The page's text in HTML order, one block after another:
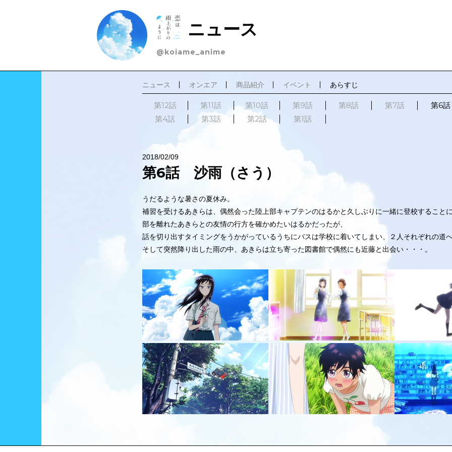
ニュース
@koiame_anime
ニュース オンエア 商品紹介 イベント あらすじ
第12話 第11話 第10話 第9話 第8話 第7話
第6話
第4話
第3話 第2話 第1話
2018/02/09
第6話 沙雨（さう）
うだるような暑さの夏休み。
補習を受けるあきらは、 偶然会った陸上部キャプテンのはるかと久しぶりに一緒に登校すること
部を離れたあきらとの友情の行方を確かめたいはるかだったが、
話を切り出すタイミングをうかがっているうちにバスは学校に着いてしまい、２人それぞれの道
そして突然降り出した雨の中、 あきらは立ち寄った図書館で偶然にも近藤と出会い・・・。